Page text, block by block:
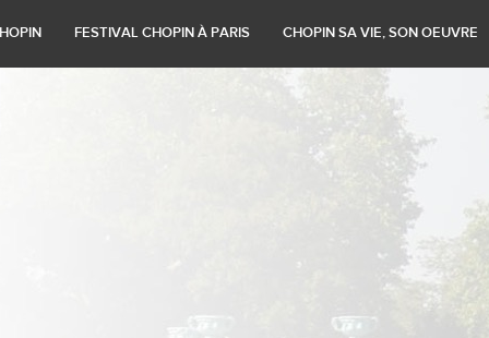
FESTIVAL CHOPIN À PARIS CHOPIN SA VIE, SON OEUVRE
Adhésion 1849 - 1999 : L'intégrale Les
Les interprètes Festivals précédents
L'oeuvre de Chopin Ses domiciles parisiens